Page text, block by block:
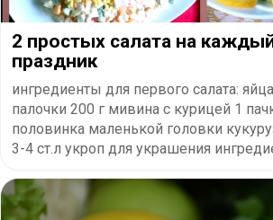
2 простых салата на
праздник
ингредиенты для первого салата:
палочки 200 г мивина с курицей 1
половинка маленькой головки
3-4 ст.л укроп для украшения